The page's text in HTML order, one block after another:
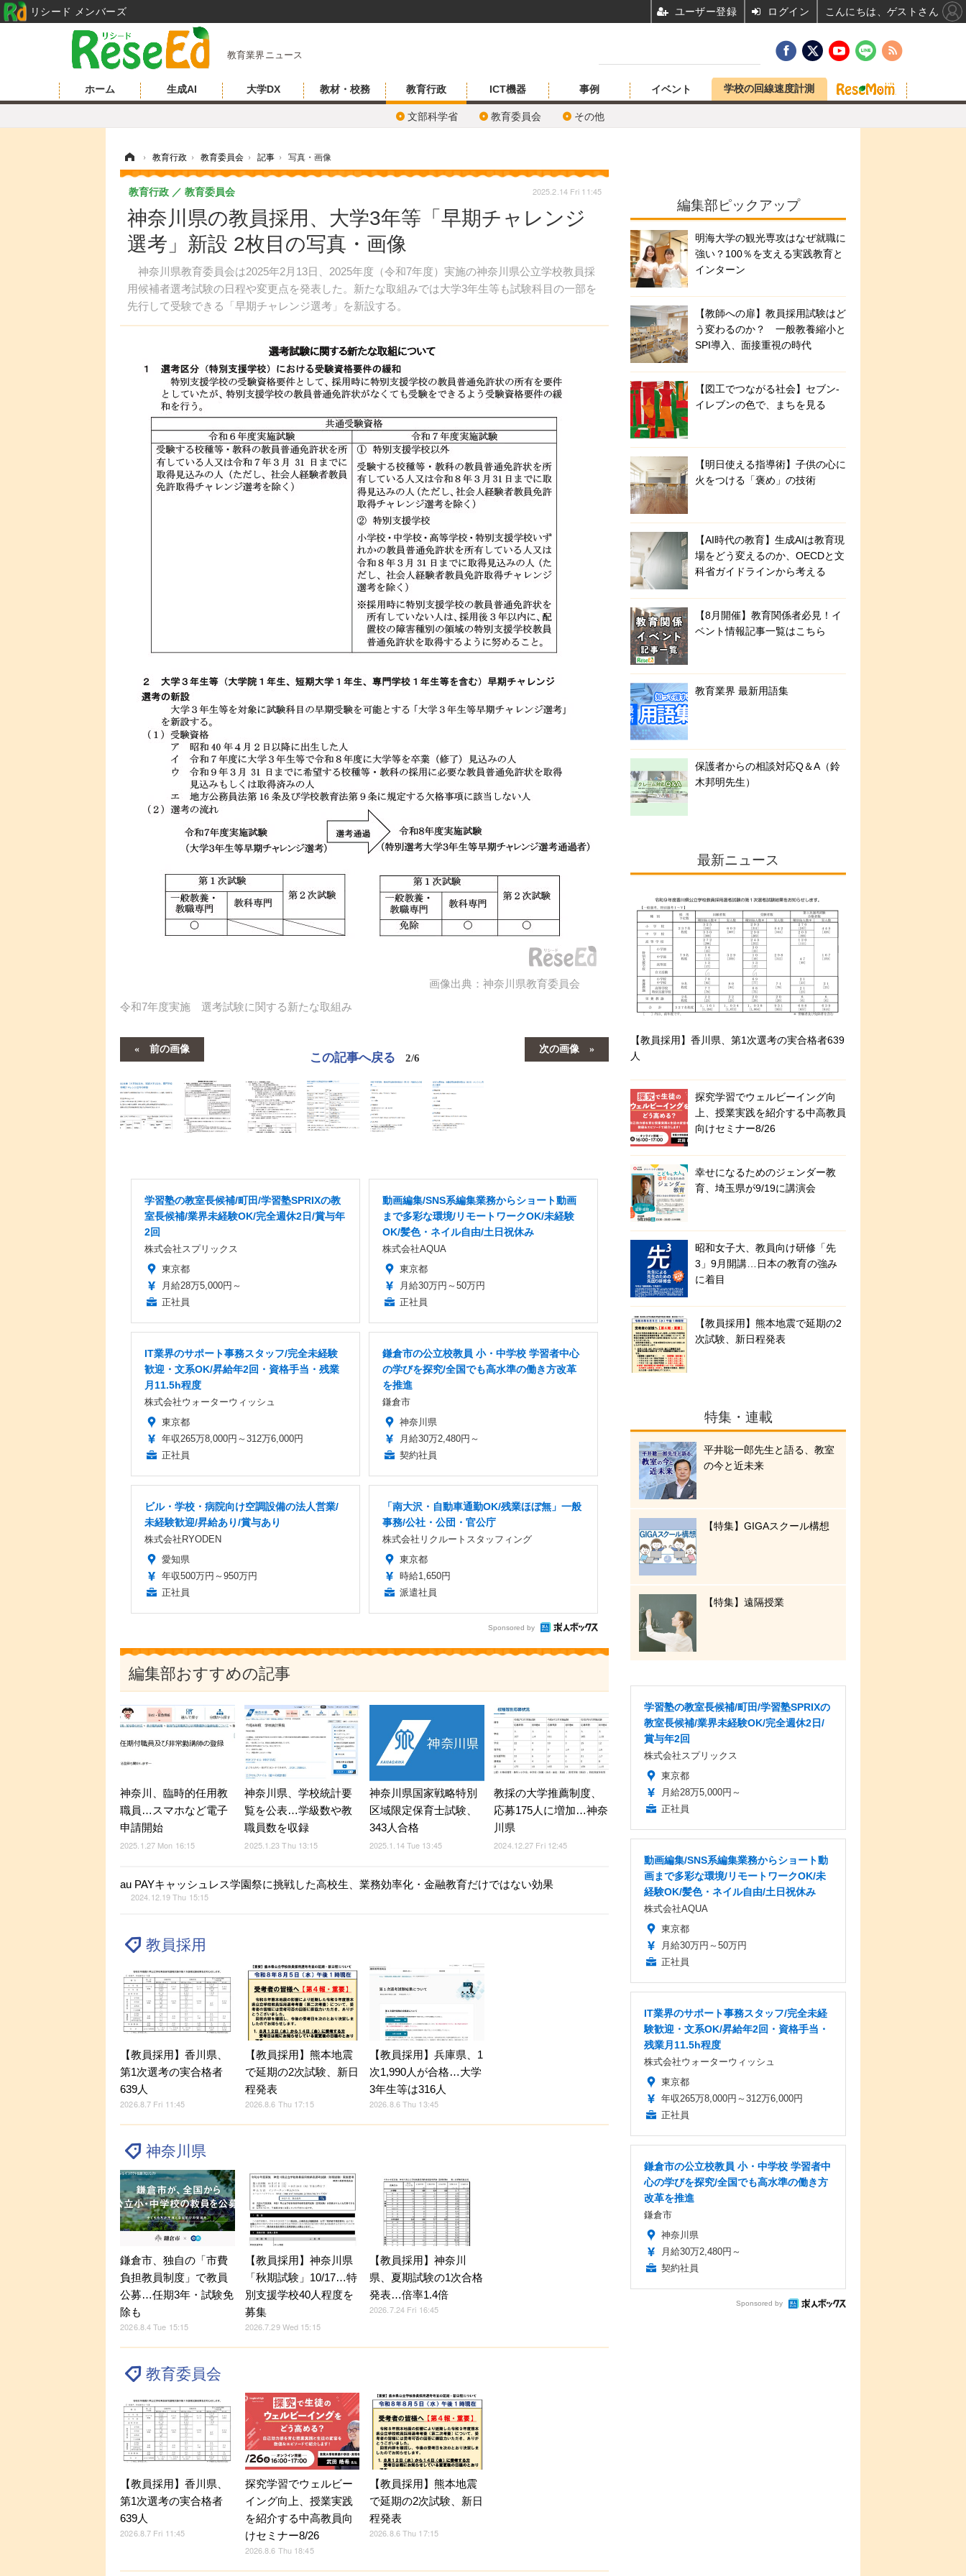
教育業界ニュース
ホーム 生成AI 大学DX 教材・校務 教育行政
文部科学省 教育委員会 その他
ICT機器 事例 イベント 学校の回線速度計測
› 教育行政 › 教育委員会 › 記事 › 写真・画像
神奈川県の教員採用、大学3年等「早期チャレンジ
選考」新設 2枚目の写真・画像
神奈川県教育委員会は2025年2月13日、2025年度（令和7年度）実施の神奈川県公立学校教員採
用候補者選考試験の日程や変更点を発表した。新たな取組みでは大学3年生等も試験科目の一部を
先行して受験できる「早期チャレンジ選考」を新設する。
教育行政 教育委員会 2025.2.14 Fri 11:45
画像出典：神奈川県教育委員会
令和7年度実施 選考試験に関する新たな取組み
前の画像 次の画像
この記事へ戻る 2/6
学習塾の教室長候補/町田/学習塾SPRIXの教
室長候補/業界未経験OK/完全週休2日/賞与年
2回
株式会社スプリックス
東京都
月給28万5,000円～
正社員
動画編集/SNS系編集業務からショート動画
まで多彩な環境/リモートワークOK/未経験
OK/髪色・ネイル自由/土日祝休み
株式会社AQUA
東京都
月給30万円～50万円
正社員
IT業界のサポート事務スタッフ/完全未経験
歓迎・文系OK/昇給年2回・資格手当・残業
月11.5h程度
株式会社ウォーターウィッシュ
東京都
年収265万8,000円～312万6,000円
正社員
鎌倉市の公立校教員 小・中学校 学習者中心
の学びを探究/全国でも高水準の働き方改革
を推進
鎌倉市
神奈川県
月給30万2,480円～
契約社員
ビル・学校・病院向け空調設備の法人営業/
未経験歓迎/昇給あり/賞与あり
株式会社RYODEN
愛知県
年収500万円～950万円
正社員
「南大沢・自動車通勤OK/残業ほぼ無」一般
事務/公社・公団・官公庁
株式会社リクルートスタッフィング
東京都
時給1,650円
派遣社員
Sponsored by
編集部おすすめの記事
神奈川、臨時的任用教
職員…スマホなど電子
申請開始
2025.1.27 Mon 16:15
神奈川県、学校統計要
覧を公表…学級数や教
職員数を収録
2025.1.23 Thu 13:15
神奈川県国家戦略特別
区域限定保育士試験、
343人合格
2025.1.14 Tue 13:45
教採の大学推薦制度、
応募175人に増加…神奈
川県
2024.12.27 Fri 12:45
au PAYキャッシュレス学園祭に挑戦した高校生、業務効率化・金融教育だけではない効果
2024.12.19 Thu 15:15
教員採用
【教員採用】香川県、
第1次選考の実合格者
639人
2026.8.7 Fri 11:45
【教員採用】熊本地震
で延期の2次試験、新日
程発表
2026.8.6 Thu 17:15
【教員採用】兵庫県、1
次1,990人が合格…大学
3年生等は316人
2026.8.6 Thu 13:45
神奈川県
鎌倉市、独自の「市費
負担教員制度」で教員
公募…任期3年・試験免
除も
2026.8.4 Tue 15:15
【教員採用】神奈川県
「秋期試験」10/17…特
別支援学校40人程度を
募集
2026.7.29 Wed 15:15
【教員採用】神奈川
県、夏期試験の1次合格
発表…倍率1.4倍
2026.7.24 Fri 16:45
教育委員会
【教員採用】香川県、
第1次選考の実合格者
639人
2026.8.7 Fri 11:45
探究学習でウェルビー
イング向上、授業実践
を紹介する中高教員向
けセミナー8/26
2026.8.6 Thu 18:45
【教員採用】熊本地震
で延期の2次試験、新日
程発表
2026.8.6 Thu 17:15
編集部ピックアップ
明海大学の観光専攻はなぜ就職に
強い？100％を支える実践教育と
インターン
【教師への扉】教員採用試験はど
う変わるのか？ 一般教養縮小と
SPI導入、面接重視の時代
【図工でつながる社会】セブン‐
イレブンの色で、まちを見る
【明日使える指導術】子供の心に
火をつける「褒め」の技術
【AI時代の教育】生成AIは教育現
場をどう変えるのか、OECDと文
科省ガイドラインから考える
【8月開催】教育関係者必見！イ
ベント情報記事一覧はこちら
教育業界 最新用語集
保護者からの相談対応Q＆A（鈴
木邦明先生）
最新ニュース
【教員採用】香川県、第1次選考の実合格者639
人
探究学習でウェルビーイング向
上、授業実践を紹介する中高教員
向けセミナー8/26
幸せになるためのジェンダー教
育、埼玉県が9/19に講演会
昭和女子大、教員向け研修「先
3」9月開講…日本の教育の強み
に着目
【教員採用】熊本地震で延期の2
次試験、新日程発表
特集・連載
平井聡一郎先生と語る、教室
の今と近未来
【特集】GIGAスクール構想
【特集】遠隔授業
学習塾の教室長候補/町田/学習塾SPRIXの
教室長候補/業界未経験OK/完全週休2日/
賞与年2回
株式会社スプリックス
東京都
月給28万5,000円～
正社員
動画編集/SNS系編集業務からショート動
画まで多彩な環境/リモートワークOK/未
経験OK/髪色・ネイル自由/土日祝休み
株式会社AQUA
東京都
月給30万円～50万円
正社員
IT業界のサポート事務スタッフ/完全未経
験歓迎・文系OK/昇給年2回・資格手当・
残業月11.5h程度
株式会社ウォーターウィッシュ
東京都
年収265万8,000円～312万6,000円
正社員
鎌倉市の公立校教員 小・中学校 学習者中
心の学びを探究/全国でも高水準の働き方
改革を推進
鎌倉市
神奈川県
月給30万2,480円～
契約社員
Sponsored by
リシード メンバーズ ユーザー登録 ログイン こんにちは、ゲストさん